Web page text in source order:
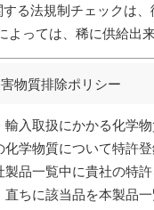
る法規制チェックは、
よっては、稀に供給出
物質排除ポリシー
輸入取扱にかかる化学
化学物質について特許
製品一覧中に貴社の特
ちに該当品を本製品